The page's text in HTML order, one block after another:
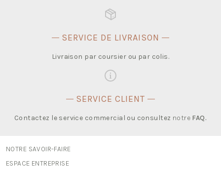
SERVICE DE LIVRAISON
Livraison par coursier ou par colis.
SERVICE CLIENT
Contactez le service commercial ou consultez notre FAQ.
NOTRE SAVOIR-FAIRE
ESPACE ENTREPRISE